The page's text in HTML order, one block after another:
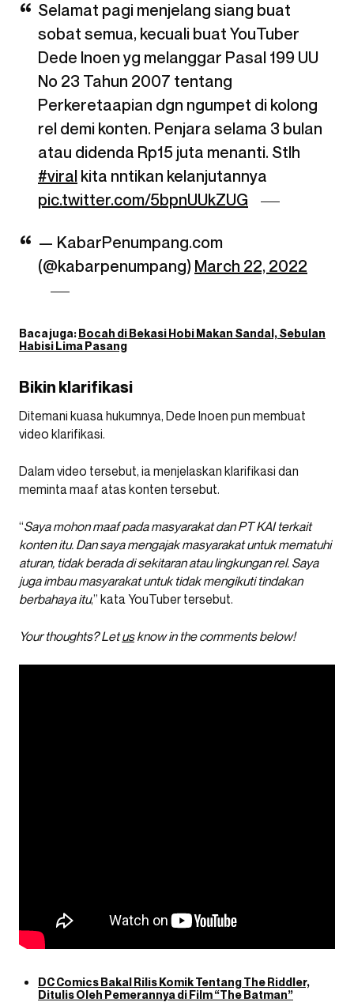
Selamat pagi menjelang siang buat
sobat semua, kecuali buat YouTuber
Dede Inoen yg melanggar Pasal 199 UU
No 23 Tahun 2007 tentang
Perkeretaapian dgn ngumpet di kolong
rel demi konten. Penjara selama 3 bulan
atau didenda Rp15 juta menanti. Stlh
#viral kita nntikan kelanjutannya
pic.twitter.com/5bpnUUkZUG
— KabarPenumpang.com
(@kabarpenumpang) March 22, 2022
Baca juga:Bocah di Bekasi Hobi Makan Sandal, Sebulan
Habisi Lima Pasang
Bikin klarifikasi
Ditemani kuasa hukumnya, Dede Inoen pun membuat
video klarifikasi.
Dalam video tersebut, ia menjelaskan klarifikasi dan
meminta maaf atas konten tersebut.
“Saya mohon maaf pada masyarakat dan PT KAI terkait
konten itu. Dan saya mengajak masyarakat untuk mematuhi
aturan, tidak berada di sekitaran atau lingkungan rel. Saya
juga imbau masyarakat untuk tidak mengikuti tindakan
berbahaya itu,” kata YouTuber tersebut.
Your thoughts? Letusknow in the comments below!
DC Comics Bakal Rilis Komik Tentang The Riddler,
Ditulis Oleh Pemerannya di Film “The Batman”